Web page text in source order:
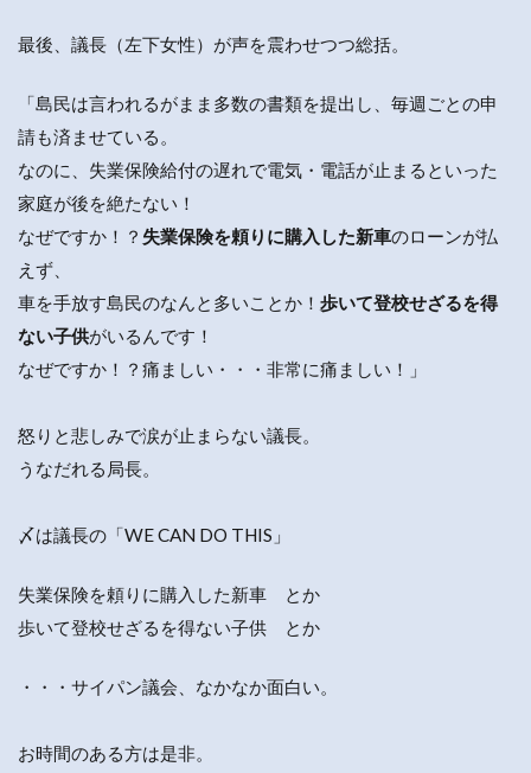
最後、議長（左下女性）が声を震わせつつ総括。
「島民は言われるがまま多数の書類を提出し、毎週ごとの申
請も済ませている。
なのに、失業保険給付の遅れで電気・電話が止まるといった
家庭が後を絶たない！
なぜですか！？ 失業保険を頼りに購入した新車のローンが払
えず、
車を手放す島民のなんと多いことか！ 歩いて登校せざるを得
ない子供がいるんです！
なぜですか！？痛ましい・・・非常に痛ましい！」
怒りと悲しみで涙が止まらない議長。
うなだれる局長。
〆は議長の「WE CAN DO THIS」
失業保険を頼りに購入した新車 とか
歩いて登校せざるを得ない子供 とか
・・・サイパン議会、なかなか面白い。
お時間のある方は是非。